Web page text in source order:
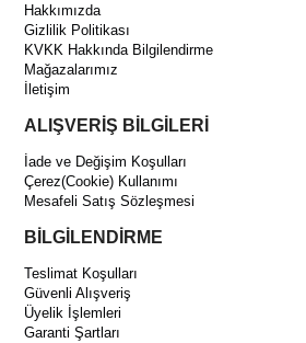
Hakkımızda
Gizlilik Politikası
KVKK Hakkında Bilgilendirme
Mağazalarımız
İletişim
ALIŞVERİŞ BİLGİLERİ
İade ve Değişim Koşulları
Çerez(Cookie) Kullanımı
Mesafeli Satış Sözleşmesi
BİLGİLENDİRME
Teslimat Koşulları
Güvenli Alışveriş
Üyelik İşlemleri
Garanti Şartları